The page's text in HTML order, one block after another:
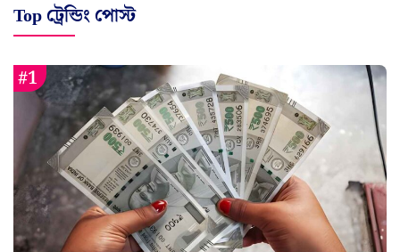
Top ট্রেন্ডিং পোস্ট